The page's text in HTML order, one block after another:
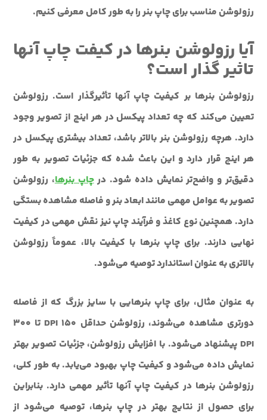
رزولوشن مناسب برای چاپ بنر را به طور کامل معرفی کنیم.
آیا رزولوشن بنرها در کیفت چاپ آنها
تاثیر گذار است؟
رزولوشن بنرها بر کیفیت چاپ آنها تأثیرگذار است. رزولوشن
تعیین می‌کند که چه تعداد پیکسل در هر اینچ از تصویر وجود
دارد. هرچه رزولوشن بنر بالاتر باشد، تعداد بیشتری پیکسل در
هر اینچ قرار دارد و این باعث شده که جزئیات تصویر به طور
دقیق‌تر و واضح‌تر نمایش داده شود. درچاپ بنرها، رزولوشن
تصویر به عوامل مهمی مانند ابعاد بنر و فاصله مشاهده بستگی
دارد. همچنین نوع کاغذ و فرآیند چاپ نیز نقش مهمی در کیفیت
نهایی دارند. برای چاپ بنرها با کیفیت بالا، عموماً رزولوشن
بالاتری به عنوان استاندارد توصیه می‌شود.
به عنوان مثال، برای چاپ بنرهایی با سایز بزرگ که از فاصله
دورتری مشاهده می‌شوند، رزولوشن حداقل 150 DPI تا 300
DPI پیشنهاد می‌شود. با افزایش رزولوشن، جزئیات تصویر بهتر
نمایش داده می‌شود و کیفیت چاپ بهبود می‌یابد. به طور کلی،
رزولوشن بنرها در کیفیت چاپ آنها تأثیر مهمی دارد. بنابراین
برای حصول از نتایج بهتر در چاپ بنرها، توصیه می‌شود از